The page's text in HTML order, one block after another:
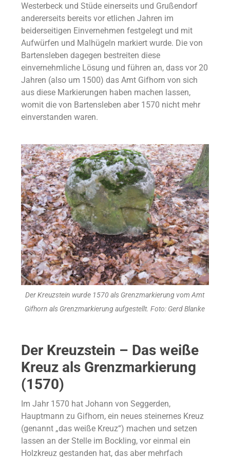
Westerbeck und Stüde einerseits und Grußendorf
andererseits bereits vor etlichen Jahren im
beiderseitigen Einvernehmen festgelegt und mit
Aufwürfen und Malhügeln markiert wurde. Die von
Bartensleben dagegen bestreiten diese
einvernehmliche Lösung und führen an, dass vor 20
Jahren (also um 1500) das Amt Gifhorn von sich
aus diese Markierungen haben machen lassen,
womit die von Bartensleben aber 1570 nicht mehr
einverstanden waren.
Der Kreuzstein wurde 1570 als Grenzmarkierung vom Amt
Gifhorn als Grenzmarkierung aufgestellt. Foto: Gerd Blanke
Der Kreuzstein – Das weiße
Kreuz als Grenzmarkierung
(1570)
Im Jahr 1570 hat Johann von Seggerden,
Hauptmann zu Gifhorn, ein neues steinernes Kreuz
(genannt „das weiße Kreuz“) machen und setzen
lassen an der Stelle im Bockling, vor einmal ein
Holzkreuz gestanden hat, das aber mehrfach